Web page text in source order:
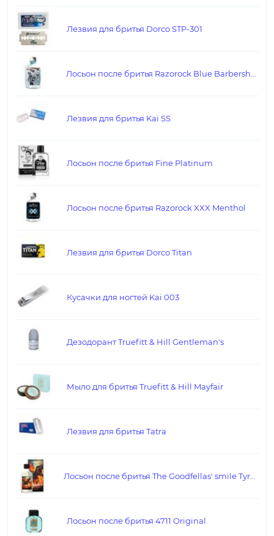
Лезвия для бритья Dorco STP-301
Лезвия для бритья Kai SS
Лосьон после бритья Fine Platinum
Лосьон после бритья Razorock XXX Menthol
Лезвия для бритья Dorco Titan
Кусачки для ногтей Kai 003
Дезодорант Truefitt & Hill Gentleman's
Мыло для бритья Truefitt & Hill Mayfair
Лезвия для бритья Tatra
Лосьон после бритья 4711 Original